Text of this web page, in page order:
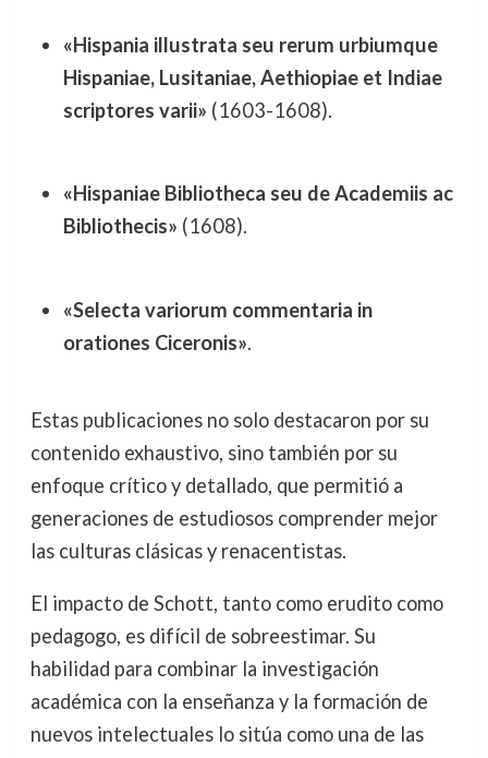
«Hispania illustrata seu rerum urbiumque
Hispaniae, Lusitaniae, Aethiopiae et Indiae
scriptores varii» (1603-1608).
«Hispaniae Bibliotheca seu de Academiis ac
Bibliothecis» (1608).
«Selecta variorum commentaria in
orationes Ciceronis».
Estas publicaciones no solo destacaron por su
contenido exhaustivo, sino también por su
enfoque crítico y detallado, que permitió a
generaciones de estudiosos comprender mejor
las culturas clásicas y renacentistas.
El impacto de Schott, tanto como erudito como
pedagogo, es difícil de sobreestimar. Su
habilidad para combinar la investigación
académica con la enseñanza y la formación de
nuevos intelectuales lo sitúa como una de las